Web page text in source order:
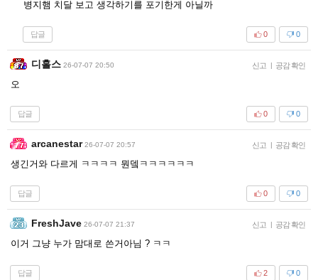
병지햄 치달 보고 생각하기를 포기한게 아닐까
답글 0
0
디홀스 26-07-07 20:50 신고 | 공감 확인
오
답글 0
0
arcanestar 26-07-07 20:57 신고 | 공감 확인
생긴거와 다르게 ㅋㅋㅋㅋ 뭔뎈ㅋㅋㅋㅋㅋㅋ
답글 0
0
FreshJave 26-07-07 21:37 신고 | 공감 확인
이거 그냥 누가 맘대로 쓴거아님 ? ㅋㅋ
답글 0
2